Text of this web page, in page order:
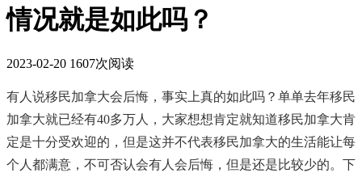
情况就是如此吗？
2023-02-20 1607次阅读
有人说移民加拿大会后悔，事实上真的如此吗？单单去年移民
加拿大就已经有40多万人，大家想想肯定就知道移民加拿大肯
定是十分受欢迎的，但是这并不代表移民加拿大的生活能让每
个人都满意，不可否认会有人会后悔，但是还是比较少的。下